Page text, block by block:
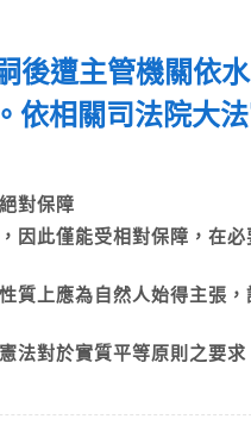
後遭主管機關依水
依相關司法院大
絕對保障
因此僅能受相對保障，在必
質上應為自然人始得主張，
法對於實質平等原則之要求